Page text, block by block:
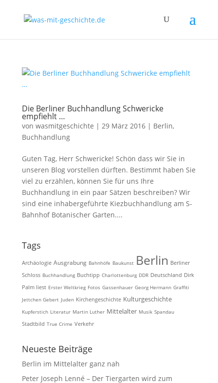
Die Berliner Buchhandlung Schwericke
empfiehlt …
von wasmitgeschichte | 29 März 2016| Berlin,
Buchhandlung
Guten Tag, Herr Schwericke! Schön dass wir Sie in
unseren Blog vorstellen dürften. Bestimmt haben Sie
viel zu erzählen, können Sie für uns Ihre
Buchhandlung in ein paar Sätzen beschreiben? Wir
sind eine inhabergeführte Kiezbuchhandlung am S-
Bahnhof Botanischer Garten....
Tags
Archäologie Ausgrabung Bahnhöfe Baukunst Berlin Berliner
Schloss Buchhandlung Buchtipp Charlottenburg DDR Deutschland Dirk
Palm liest Erster Weltkrieg Fotos Gassenhauer Georg Hermann Graffiti
Jettchen Gebert Juden Kirchengeschichte Kulturgeschichte
Kupferstich Literatur Martin Luther Mittelalter Musik Spandau
Stadtbild True Crime Verkehr
Neueste Beiträge
Berlin im Mittelalter ganz nah
Peter Joseph Lenné – Der Tiergarten wird zum